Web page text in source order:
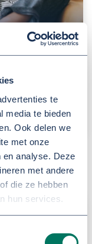
te
media te bieden
Ook delen we
met onze
analyse. Deze
met andere
die ze hebben
hun services.